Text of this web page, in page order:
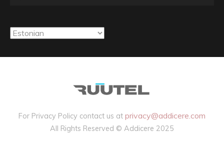
For Privacy Policy contact us at privacy@addicere.com
All Rights Reserved © Addicere 2025